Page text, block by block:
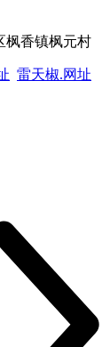
枫香镇枫元村
雷天椒.网址